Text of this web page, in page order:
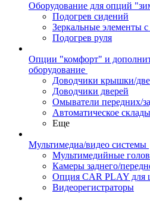
Оборудование для опций
Подогрев сидений
Зеркальные элементы
Подогрев руля
Опции "комфорт" и
оборудование
Доводчики крышки/
Доводчики дверей
Омыватели передних/
Автоматическое
Еще
Мультимедиа/видео системы
Мультимедийные
Камеры заднего/
Опция CAR PLAY для
Видеорегистраторы